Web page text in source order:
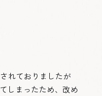
れておりましたが
しまったため、改め